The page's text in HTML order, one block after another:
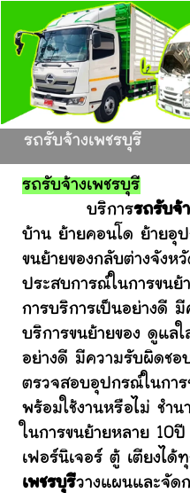
รถรับจ้างเพชรบุรี
รถรับจ้างเพชรบุรี
บริการรถรับจ้
บ้าน ย้ายคอนโด ย้ายอุ
ขนย้ายของกลับต่างจัง
ประสบการณ์ในการขนย้
การบริการเป็นอย่างดี มี
บริการขนย้ายของ ดูแล
อย่างดี มีความรับผิดช
ตรวจสอบอุปกรณ์ในการ
พร้อมใช้งานหรือไม่ ชำ
ในการขนย้ายหลาย 10
เฟอร์นิเจอร์ ตู้ เตียงได้
เพชรบุรีวางแผนและจัด